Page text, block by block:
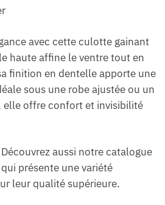
avec cette culotte gainant
haute affine le ventre tout en
finition en dentelle apporte une
sous une robe ajustée ou un
offre confort et invisibilité
aussi notre catalogue
qui présente une variété
leur qualité supérieure.